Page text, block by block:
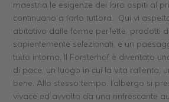
maestria le esigenze dei loro ospiti al
continuano a farlo tuttora. Qui vi
abitativo dalle forme perfette, prodotti
sapientemente selezionati, e un
tutto intorno. Il Forsterhof è diventato
di pace, un luogo in cui la vita rallenta,
bene. Allo stesso tempo, l’albergo si
vivace ed avvolto da una rinfrescante